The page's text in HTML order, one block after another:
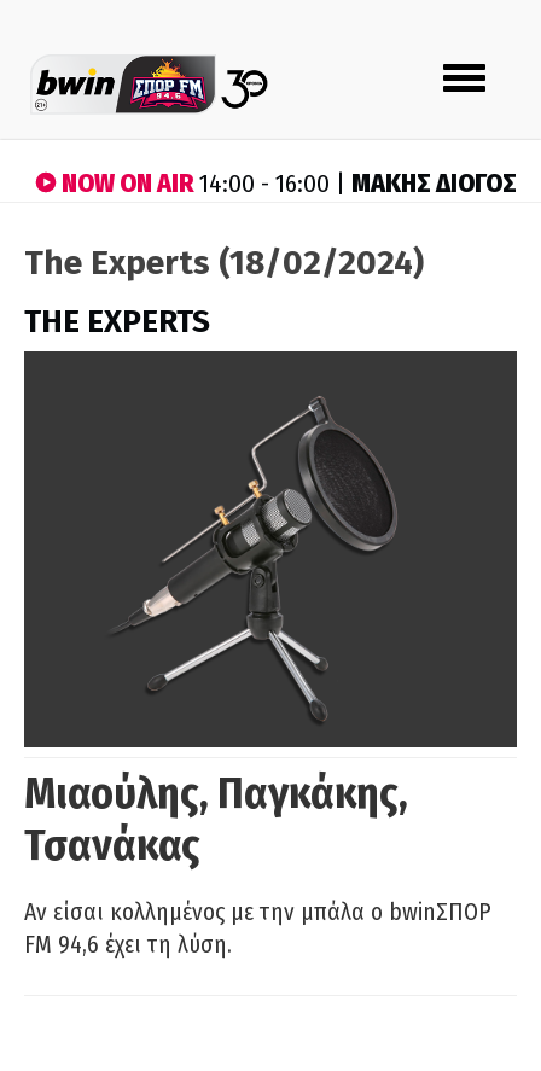
Toggle
navigation
NOW ON AIR14:00 - 16:00 | ΜΑΚΗΣ ΔΙΟΓΟΣ
The Experts (18/02/2024)
THE EXPERTS
Μιαούλης, Παγκάκης,
Τσανάκας
Αν είσαι κολλημένος με την μπάλα ο bwinΣΠΟΡ
FM 94,6 έχει τη λύση.